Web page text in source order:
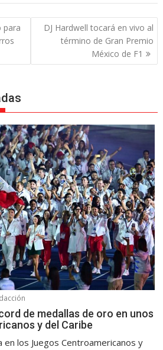
para
DJ Hardwell tocará en vivo al
término de Gran Premio
México de F1
de medallas de oro en unos
y del Caribe
en los Juegos Centroamericanos y